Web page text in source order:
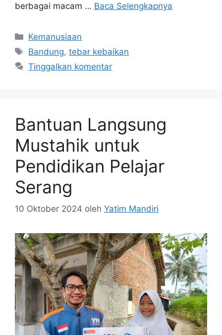
berbagai macam … Baca Selengkapnya
Kemanusiaan
Bandung,tebar kebaikan
Tinggalkan komentar
Bantuan Langsung
Mustahik untuk
Pendidikan Pelajar
Serang
10 Oktober 2024 oleh Yatim Mandiri